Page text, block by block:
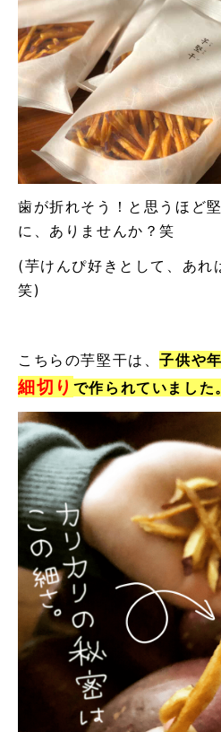
歯が折れそう！と思うほど
に、ありませんか？笑
(芋けんぴ好きとして、あれ
笑)
こちらの芋堅干は、子供や
細切り で作られていました。